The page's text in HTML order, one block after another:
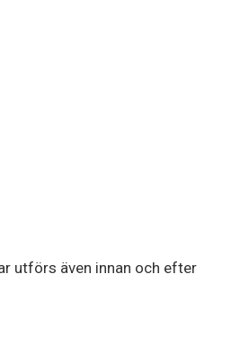
utförs även innan och efter